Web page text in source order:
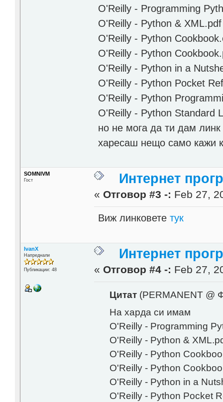
O'Reilly - Programming
O'Reilly - Python & XML.pdf
O'Reilly - Python
O'Reilly - Python
O'Reilly - Python in a
O'Reilly - Python Pocket
O'Reilly - Python
O'Reilly - Python Standard
но не мога да ти дам
харесаш нещо само кажи
SOMNIVM
Гост Интернет
« Отговор #3 -: Feb 27,
Виж линковететук
IvanX
Напреднали
Публикации: 48
Интернет
« Отговор #4 -: Feb 27,
Цитат(PERMANENT @
На харда си имам
O'Reilly - Programming
O'Reilly - Python &
O'Reilly - Python
O'Reilly - Python
O'Reilly - Python in a
O'Reilly - Python Pocket